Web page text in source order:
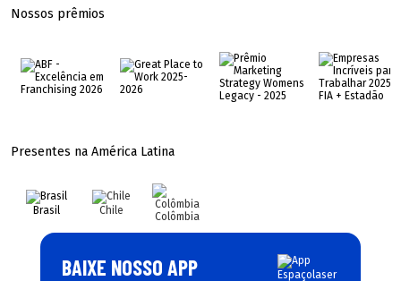
Nossos prêmios
Presentes na América Latina
Brasil Chile Colômbia
BAIXE NOSSO APP